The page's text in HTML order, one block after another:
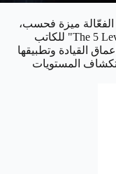
الفعّالة ميزة فحسب،
بل ضرورة، ويأتي كتاب "The 5 Levels Of Leadership" للكاتب
القيادة وتطبيقها
المستويات